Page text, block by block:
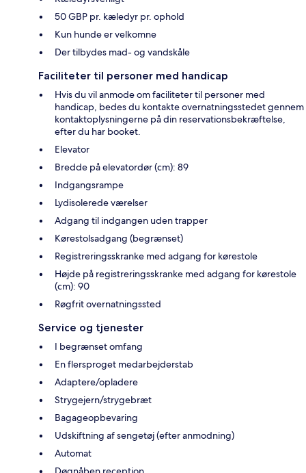
50 GBP pr. kæledyr pr. ophold
Kun hunde er velkomne
Der tilbydes mad- og vandskåle
Faciliteter til personer med handicap
Hvis du vil anmode om faciliteter til personer med
handicap, bedes du kontakte overnatningsstedet gennem
kontaktoplysningerne på din reservationsbekræftelse,
efter du har booket.
Elevator
Bredde på elevatordør (cm): 89
Indgangsrampe
Lydisolerede værelser
Adgang til indgangen uden trapper
Kørestolsadgang (begrænset)
Registreringsskranke med adgang for kørestole
Højde på registreringsskranke med adgang for kørestole
(cm): 90
Røgfrit overnatningssted
Service og tjenester
I begrænset omfang
En flersproget medarbejderstab
Adaptere/opladere
Strygejern/strygebræt
Bagageopbevaring
Udskiftning af sengetøj (efter anmodning)
Automat